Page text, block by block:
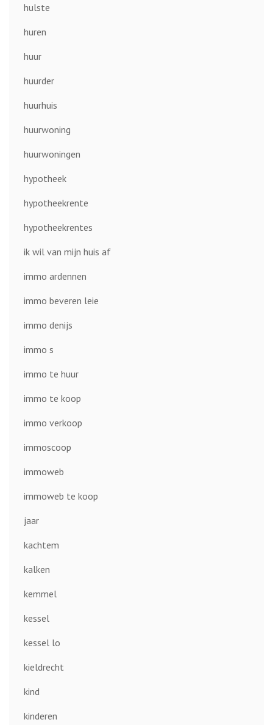
hulste
huren
huur
huurder
huurhuis
huurwoning
huurwoningen
hypotheek
hypotheekrente
hypotheekrentes
ik wil van mijn huis af
immo ardennen
immo beveren leie
immo denijs
immo s
immo te huur
immo te koop
immo verkoop
immoscoop
immoweb
immoweb te koop
jaar
kachtem
kalken
kemmel
kessel
kessel lo
kieldrecht
kind
kinderen